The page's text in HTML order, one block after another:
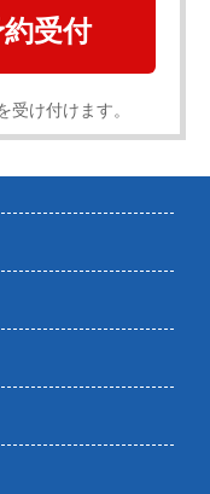
受付
け付けます。